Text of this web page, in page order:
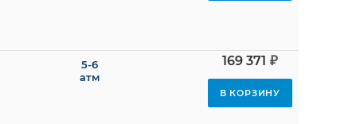
5-6
атм
169 371 ₽
В КОРЗИНУ